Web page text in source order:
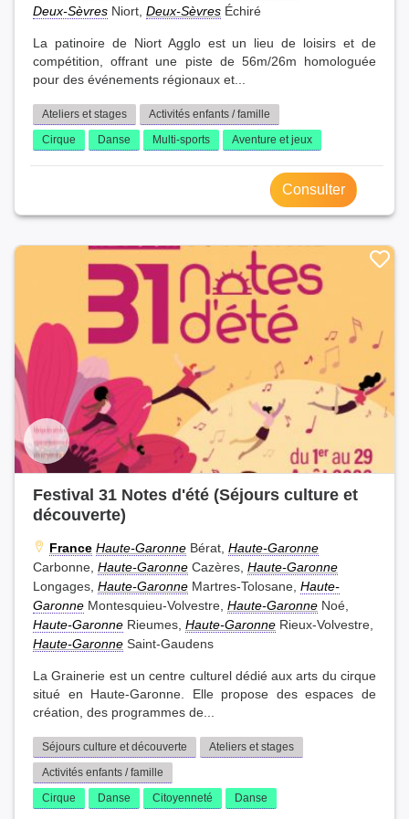
Deux-Sèvres Niort, Deux-Sèvres Échiré
La patinoire de Niort Agglo est un lieu de loisirs et de
compétition, offrant une piste de 56m/26m homologuée
pour des événements régionaux et...
Ateliers et stages
Activités enfants / famille
Cirque
Danse Multi-sports Aventure et jeux
Consulter
Festival 31 Notes d'été (Séjours culture et
découverte)
France Haute-Garonne Bérat, Haute-Garonne
Carbonne, Haute-Garonne Cazères, Haute-Garonne
Longages, Haute-Garonne Martres-Tolosane, Haute-
Garonne Montesquieu-Volvestre, Haute-Garonne Noé,
Haute-Garonne Rieumes, Haute-Garonne Rieux-Volvestre,
Haute-Garonne Saint-Gaudens
La Grainerie est un centre culturel dédié aux arts du cirque
situé en Haute-Garonne. Elle propose des espaces de
création, des programmes de...
Séjours culture et découverte
Ateliers et stages
Activités enfants / famille
Cirque
Danse Citoyenneté Danse